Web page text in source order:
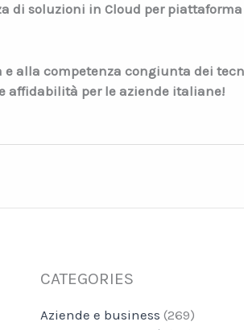
di soluzioni in Cloud per piattaforma
e alla competenza congiunta dei
affidabilità per le aziende italiane!
CATEGORIES
Aziende e business (269)